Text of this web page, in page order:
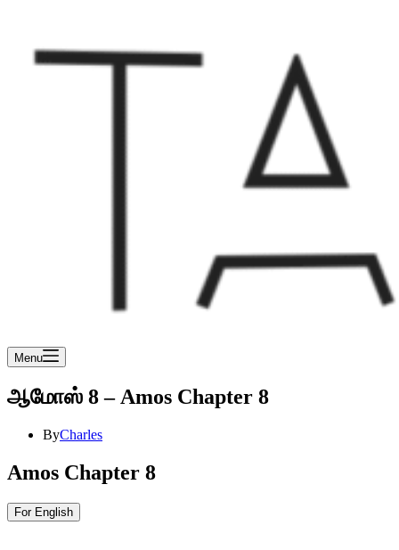
Menu
ஆமோஸ் 8 – Amos Chapter 8
ByCharles
Amos Chapter 8
For English